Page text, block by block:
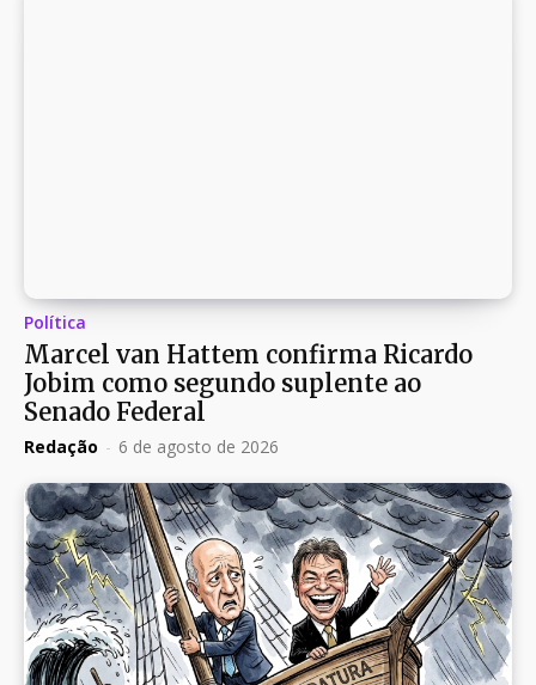
Política
Marcel van Hattem confirma Ricardo
Jobim como segundo suplente ao
Senado Federal
Redação - 6 de agosto de 2026